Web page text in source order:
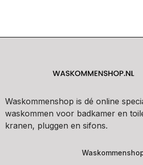
Waskommenshop is dé online
waskommen voor badkamer en
kranen, pluggen en sifons.